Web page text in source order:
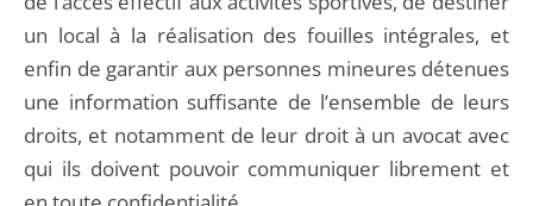
un local à la réalisation des fouilles intégrales, et
enfin de garantir aux personnes mineures détenues
une information suffisante de l’ensemble de leurs
droits, et notamment de leur droit à un avocat avec
qui ils doivent pouvoir communiquer librement et